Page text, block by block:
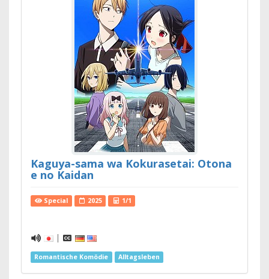
Kaguya-sama wa Kokurasetai: Otona
e no Kaidan
Special 2025 1/1
|
Romantische Komödie Alltagsleben